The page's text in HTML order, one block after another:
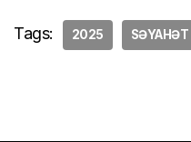
Tags: 2025 SƏYAHƏT